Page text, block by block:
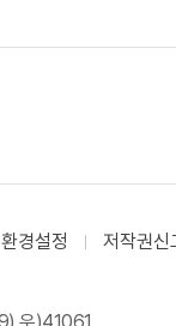
경설정 저작권신